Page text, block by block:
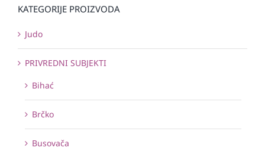
KATEGORIJE PROIZVODA
Judo
PRIVREDNI SUBJEKTI
Bihać
Brčko
Busovača